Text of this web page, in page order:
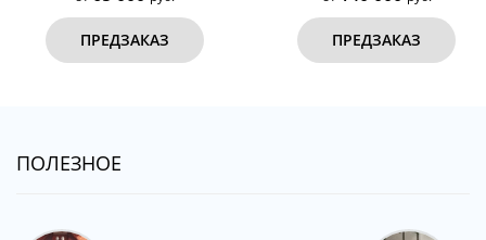
ПРЕДЗАКАЗ ПРЕДЗАКАЗ
ПОЛЕЗНОЕ